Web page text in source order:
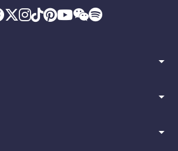
arrow_drop_down
arrow_drop_down
arrow_drop_down